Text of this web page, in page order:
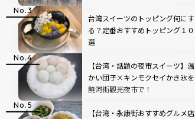
台湾スイーツのトッピング何にす
る？定番おすすめトッピング１０
選
【台湾・話題の夜市スイーツ】温
かい団子×キンモクセイかき氷を
饒河街觀光夜市で！
【台湾・永康街おすすめグルメ店